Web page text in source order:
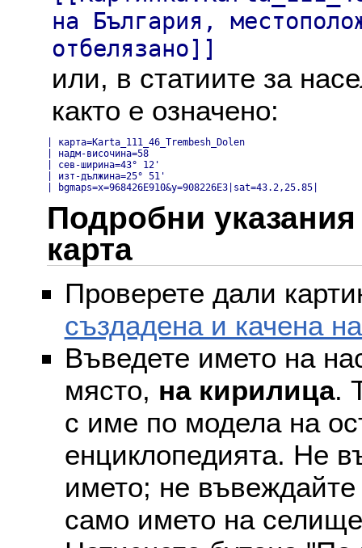
на България,
отбелязано]]
или, в статиите за
както е означено:
| карта=Karta_111_46_Trembesh_Dolen
| надм-височина=58
| сев-ширина=43° 12'
| изт-дължина=25° 51'
| bgmaps=x=968426E910&y=908226E3|sat=43.2,25.85|
Подробни
карта
Проверете дали
създадена и качена
Въведете името на
място, на кирилица.
с име по модела на
енциклопедията. Не
името; не въвеждайте
само името на